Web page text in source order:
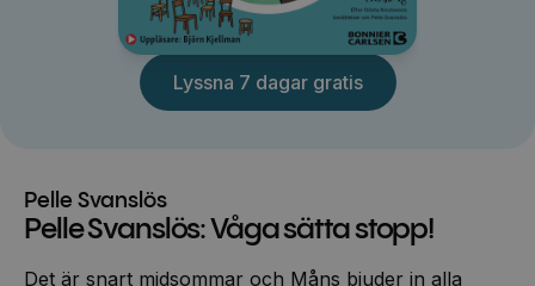
Lyssna 7 dagar gratis
Pelle Svanslös
Pelle Svanslös: Våga sätta stopp!
Det är snart midsommar och Måns bjuder in alla